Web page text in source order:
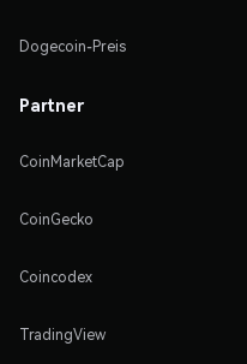
Dogecoin-Preis
Partner
CoinMarketCap
CoinGecko
Coincodex
TradingView